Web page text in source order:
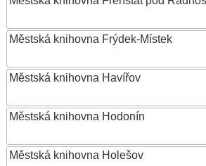
Městská knihovna Frýdek-Místek
Městská knihovna Havířov
Městská knihovna Hodonín
Městská knihovna Holešov